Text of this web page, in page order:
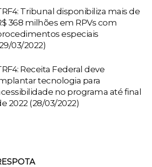
Tribunal disponibiliza mais de
368 milhões em RPVs com
especiais
03/2022)
Receita Federal deve
tecnologia para
no programa até final
2022 (28/03/2022)